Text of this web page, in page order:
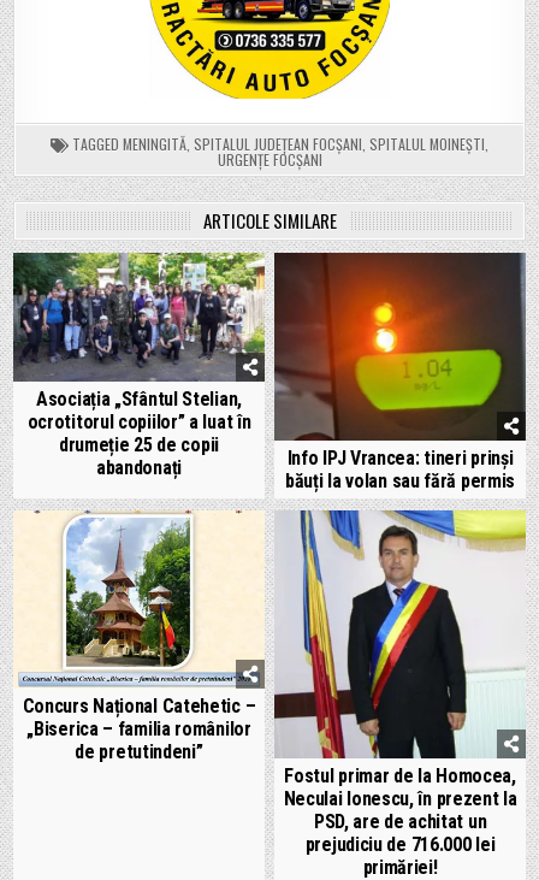
TAGGED MENINGITĂ SPITALUL JUDEȚEAN FOCȘANI SPITALUL MOINEȘTI
URGENȚE FOCȘANI
ARTICOLE SIMILARE
Asociația „Sfântul Stelian,
ocrotitorul copiilor” a luat în
drumeție 25 de copii
abandonați
Info IPJ Vrancea: tineri prinși
băuți la volan sau fără permis
Concurs Național Catehetic –
„Biserica – familia românilor
de pretutindeni”
Fostul primar de la Homocea,
Neculai Ionescu, în prezent la
PSD, are de achitat un
prejudiciu de 716.000 lei
primăriei!